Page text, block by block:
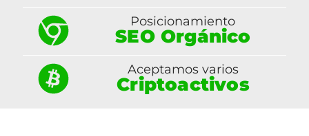
Posicionamiento
SEO Orgánico
Aceptamos varios
Criptoactivos